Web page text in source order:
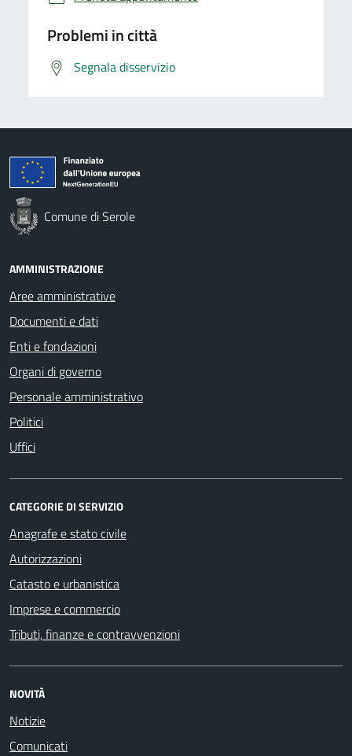
Problemi in città
Segnala disservizio
Comune di Serole
AMMINISTRAZIONE
Aree amministrative
Documenti e dati
Enti e fondazioni
Organi di governo
Personale amministrativo
Politici
Uffici
CATEGORIE DI SERVIZIO
Anagrafe e stato civile
Autorizzazioni
Catasto e urbanistica
Imprese e commercio
Tributi, finanze e contravvenzioni
NOVITÀ
Notizie
Comunicati